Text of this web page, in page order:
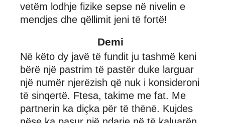
vetëm lodhje fizike sepse në nivelin e
mendjes dhe qëllimit jeni të fortë!
Demi
Në këto dy javë të fundit ju tashmë keni
bërë një pastrim të pastër duke larguar
një numër njerëzish që nuk i konsideroni
të sinqertë. Ftesa, takime me fat. Me
partnerin ka diçka për të thënë. Kujdes